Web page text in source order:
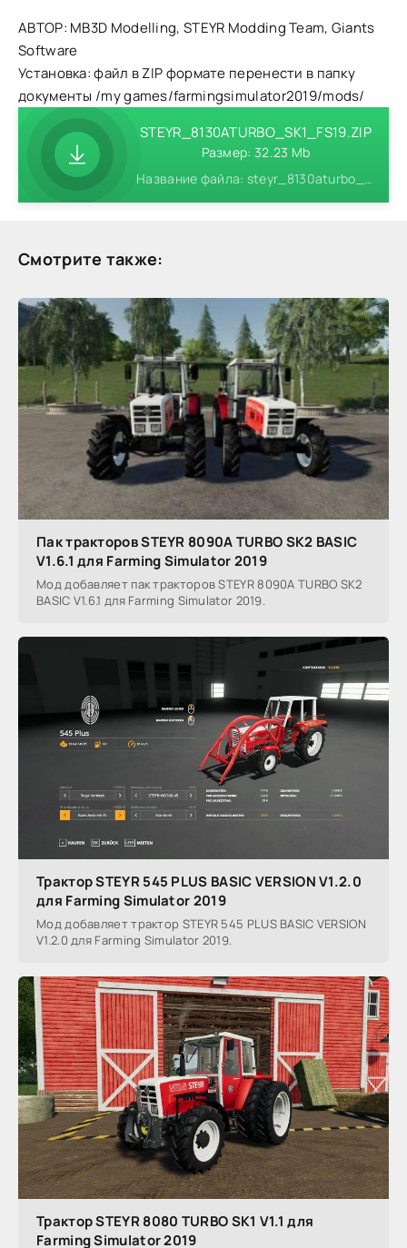
АВТОР: MB3D Modelling, STEYR Modding Team, Giants
Software
Установка: файл в ZIP формате перенести в папку
документы /my games/farmingsimulator2019/mods/
STEYR_8130ATURBO_SK1_FS19.ZIP
Размер: 32.23 Mb
Название файла: steyr_8130aturbo_sk1_fs19.zip
Смотрите также:
Пак тракторов STEYR 8090A TURBO SK2 BASIC
V1.6.1 для Farming Simulator 2019
Мод добавляет пак тракторов STEYR 8090A TURBO SK2
BASIC V1.6.1 для Farming Simulator 2019.
Трактор STEYR 545 PLUS BASIC VERSION V1.2.0
для Farming Simulator 2019
Мод добавляет трактор STEYR 545 PLUS BASIC VERSION
V1.2.0 для Farming Simulator 2019.
Трактор STEYR 8080 TURBO SK1 V1.1 для
Farming Simulator 2019